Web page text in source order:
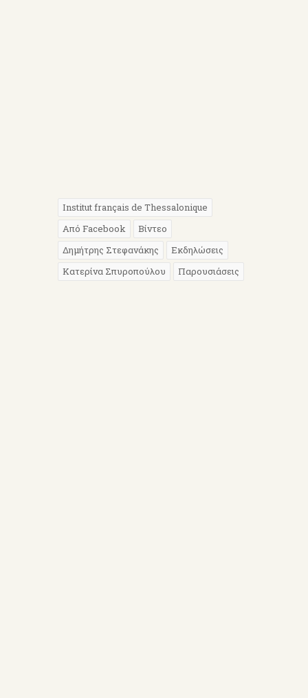
Institut français de Thessalonique
Από Facebook
Βίντεο
Δημήτρης Στεφανάκης
Εκδηλώσεις
Κατερίνα Σπυροπούλου
Παρουσιάσεις